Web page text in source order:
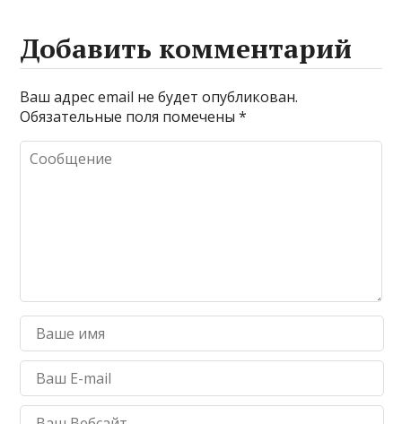
Добавить комментарий
Ваш адрес email не будет опубликован.
Обязательные поля помечены*